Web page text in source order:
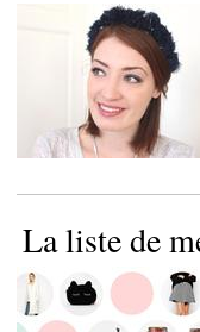
La liste de